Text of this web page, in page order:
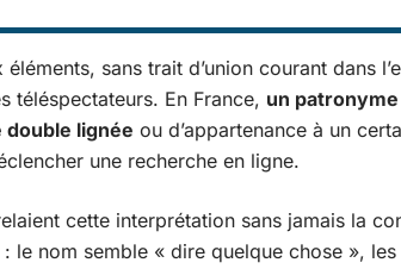
sans trait d’union courant dans
téléspectateurs. En France, un
double lignée ou d’appartenance à un
une recherche en ligne.
cette interprétation sans jamais la
le nom semble « dire quelque chose »,